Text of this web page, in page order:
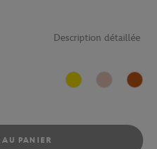
Description détaillée
Jaune Rose
AU PANIER